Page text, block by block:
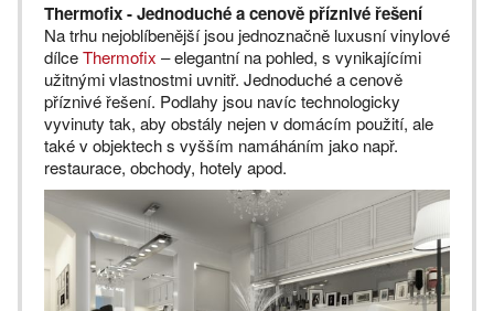
Thermofix - Jednoduché a cenově příznivé řešení
Na trhu nejoblíbenější jsou jednoznačně luxusní vinylové
dílceThermofix – elegantní na pohled, s vynikajícími
užitnými vlastnostmi uvnitř. Jednoduché a cenově
příznivé řešení. Podlahy jsou navíc technologicky
vyvinuty tak, aby obstály nejen v domácím použití, ale
také v objektech s vyšším namáháním jako např.
restaurace, obchody, hotely apod.